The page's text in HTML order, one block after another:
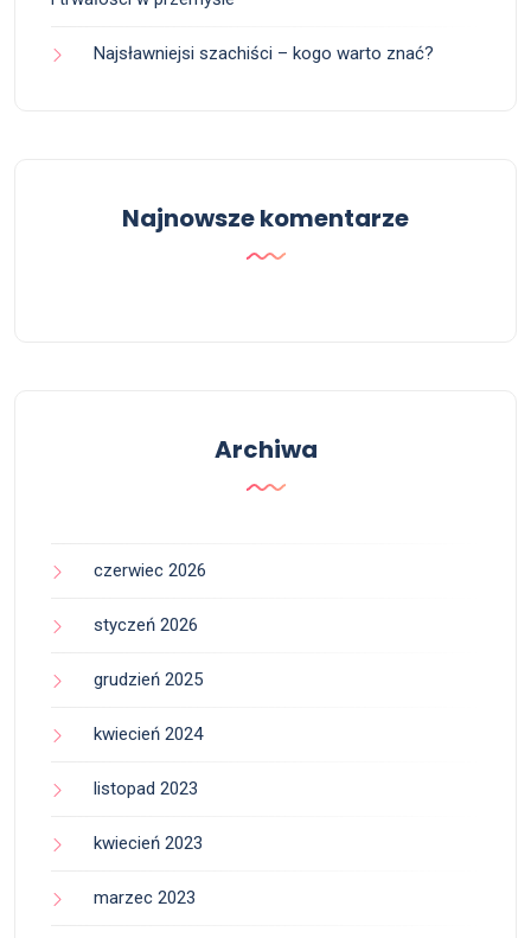
Najsławniejsi szachiści – kogo warto znać?
Najnowsze komentarze
Archiwa
czerwiec 2026
styczeń 2026
grudzień 2025
kwiecień 2024
listopad 2023
kwiecień 2023
marzec 2023